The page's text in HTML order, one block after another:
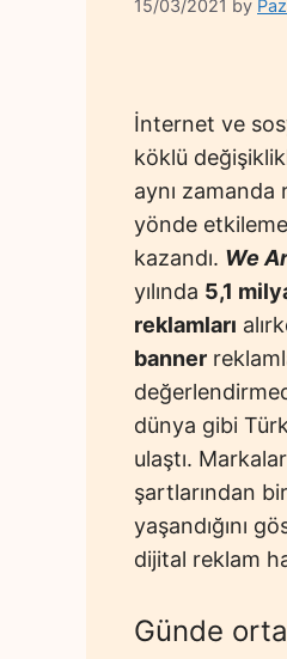
15/03/2021 by
İnternet ve
köklü
aynı zamanda
yönde
kazandı. We
yılında 5,1
reklamları
banner
dünya gibi
ulaştı.
şartlarından
yaşandığını
dijital reklam
Günde